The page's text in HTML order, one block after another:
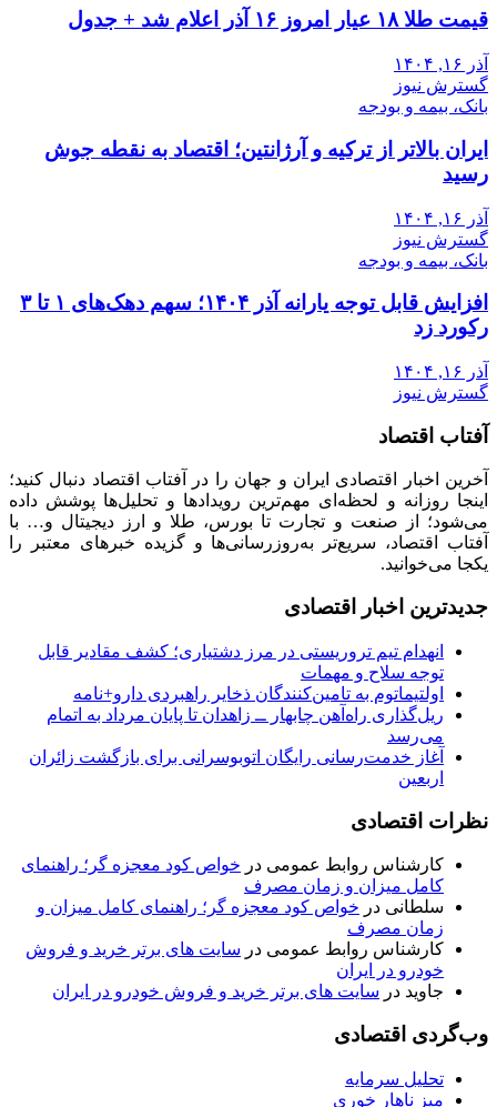
قیمت طلا ۱۸ عیار امروز ۱۶ آذر اعلام شد + جدول
آذر ۱۶, ۱۴۰۴
گسترش نیوز
بانک، بیمه و بودجه
ایران بالاتر از ترکیه و آرژانتین؛ اقتصاد به نقطه جوش
رسید
آذر ۱۶, ۱۴۰۴
گسترش نیوز
بانک، بیمه و بودجه
افزایش قابل توجه یارانه آذر ۱۴۰۴؛ سهم دهک‌های ۱ تا ۳
رکورد زد
آذر ۱۶, ۱۴۰۴
گسترش نیوز
آفتاب اقتصاد
آخرین اخبار اقتصادی ایران و جهان را در آفتاب اقتصاد دنبال کنید؛
اینجا روزانه و لحظه‌ای مهم‌ترین رویدادها و تحلیل‌ها پوشش داده
می‌شود؛ از صنعت و تجارت تا بورس، طلا و ارز دیجیتال و… با
آفتاب اقتصاد، سریع‌تر به‌روزرسانی‌ها و گزیده خبرهای معتبر را
یکجا می‌خوانید.
جدیدترین اخبار اقتصادی
انهدام تیم تروریستی در مرز دشتیاری؛ کشف مقادیر قابل
توجه سلاح و مهمات
اولتیماتوم به تامین‌کنندگان ذخایر راهبردی دارو+نامه
ریل‌گذاری راه‌آهن چابهار ــ زاهدان تا پایان مرداد به اتمام
می‌رسد
آغاز خدمت‌رسانی رایگان اتوبوسرانی برای بازگشت زائران
اربعین
نظرات اقتصادی
کارشناس روابط عمومی در خواص کود معجزه گر؛ راهنمای
کامل میزان و زمان مصرف
سلطانی در خواص کود معجزه گر؛ راهنمای کامل میزان و
زمان مصرف
کارشناس روابط عمومی در سایت های برتر خرید و فروش
خودرو در ایران
جاوید در سایت های برتر خرید و فروش خودرو در ایران
وب‌گردی اقتصادی
تحلیل سرمایه
میز ناهار خوری